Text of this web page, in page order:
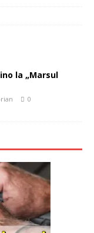
la „Marsul
0